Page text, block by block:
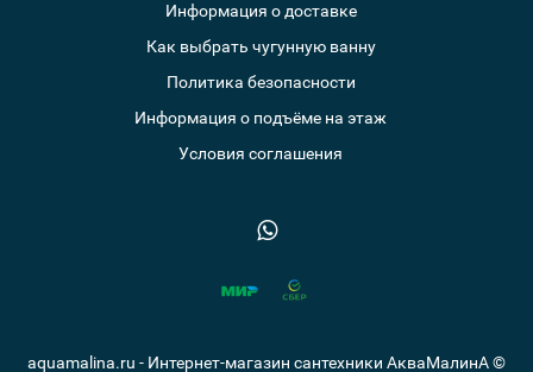
Информация о доставке
Как выбрать чугунную ванну
Политика безопасности
Информация о подъёме на этаж
Условия соглашения
aquamalina.ru - Интернет-магазин сантехники АкваМалинА ©